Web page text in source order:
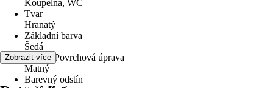
Koupelna, WC
Tvar
Hranatý
Základní barva
Šedá
Povrch/Povrchová úprava
Matný
Barevný odstín
Zobrazit více